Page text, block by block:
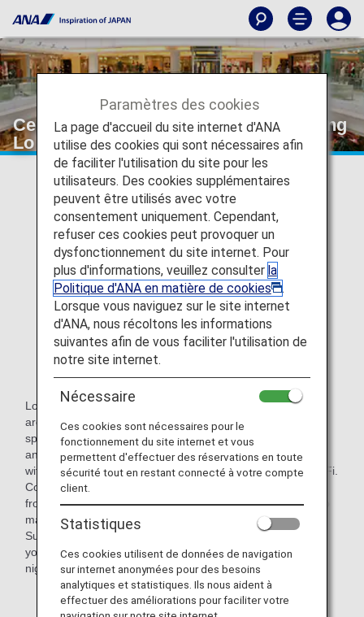
Centre Point Serviced Apartment Thong
Lo
Located in the city's most chic and fashionable residential
area - Thong Lo, our executive serviced apartments are
spacious, discerningly appointed in a modern Asian style,
and designed to satisfy our long-stay international guests
with a fully equipped kitchen, open living area and free Wi-Fi.
Combined with a warm welcome and outstanding service
from our friendly staff members, your stay with us is sure to
make you feel completely at home. Ideally located on
Sukhumvit Soi 55 between Thong Lo Soi 8 and Soi 10,
you're never far from the finest restaurants and trendiest
nightclubs Bangkok has to offer.
Paramètres des cookies
La page d'accueil du site internet d'ANA
utilise des cookies qui sont nécessaires afin
de faciliter l'utilisation du site pour les
utilisateurs. Des cookies supplémentaires
peuvent être utilisés avec votre
consentement uniquement. Cependant,
refuser ces cookies peut provoquer un
dysfonctionnement du site internet. Pour
plus d'informations, veuillez consulter la
Politique d'ANA en matière de cookies
.
Lorsque vous naviguez sur le site internet
d'ANA, nous récoltons les informations
suivantes afin de vous faciliter l'utilisation de
notre site internet.
Nécessaire
Ces cookies sont nécessaires pour le
fonctionnement du site internet et vous
permettent d'effectuer des réservations en toute
sécurité tout en restant connecté à votre compte
client.
Statistiques
Ces cookies utilisent de données de navigation
sur internet anonymées pour des besoins
analytiques et statistiques. Ils nous aident à
effectuer des améliorations pour faciliter votre